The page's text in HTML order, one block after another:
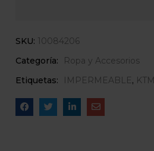
SKU: 10084206
Categoría:
Ropa y Accesorios
Etiquetas:
IMPERMEABLE, KTM